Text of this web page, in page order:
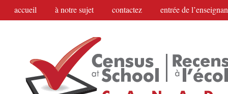
accueil à notre sujet contactez entrée de